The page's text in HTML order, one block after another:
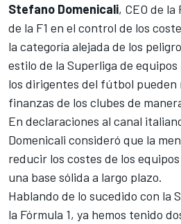
Stefano Domenicali, CEO de
de la F1 en el control de los
la categoría alejada de los
estilo de la Superliga de
los dirigentes del fútbol pueden
finanzas de los clubes de
En declaraciones al canal
Domenicali consideró que la
reducir los costes de los
una base sólida a largo plazo.
Hablando de lo sucedido con la
la Fórmula 1, ya hemos tenido